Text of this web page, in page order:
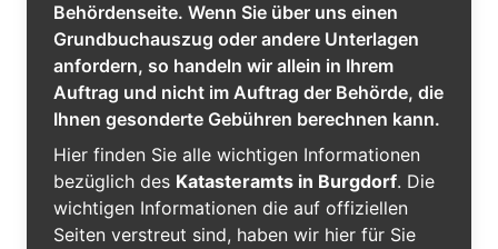
Behördenseite. Wenn Sie über uns einen
Grundbuchauszug oder andere Unterlagen
anfordern, so handeln wir allein in Ihrem
Auftrag und nicht im Auftrag der Behörde, die
Ihnen gesonderte Gebühren berechnen kann.
Hier finden Sie alle wichtigen Informationen
bezüglich des Katasteramts in Burgdorf. Die
wichtigen Informationen die auf offiziellen
Seiten verstreut sind, haben wir hier für Sie